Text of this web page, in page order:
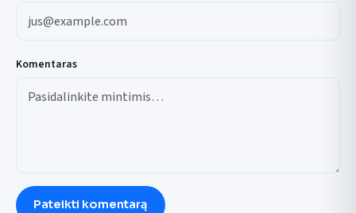
Komentaras
Pateikti komentarą